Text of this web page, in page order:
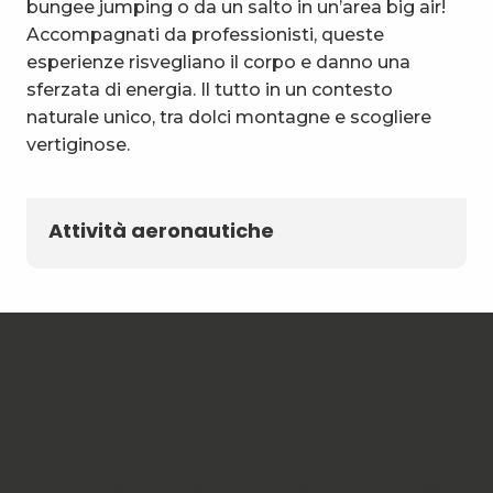
bungee jumping o da un salto in un’area big air!
Accompagnati da professionisti, queste
esperienze risvegliano il corpo e danno una
sferzata di energia. Il tutto in un contesto
naturale unico, tra dolci montagne e scogliere
vertiginose.
Attività aeronautiche